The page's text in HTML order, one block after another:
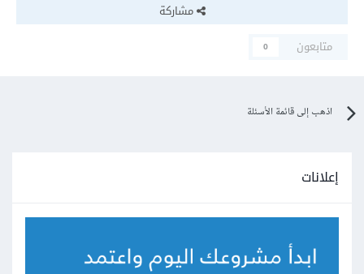
مشاركة
متابعون
0
اذهب إلى قائمة الأسئلة
إعلانات